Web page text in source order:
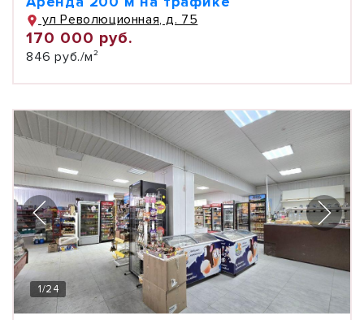
ул Революционная, д. 75
170 000 руб.
846 руб./м²
1/24